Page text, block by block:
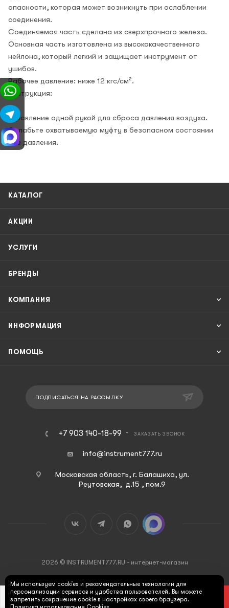
В КОРЗИНУ
опасности, которая может возникнуть при ослаблении
соединения.
Соединяемая часть сделана из сверхпрочного железа.
Основная часть изготовлена из высококачественного
нейлона, который легкий и защищает инструмент от
ушибов.
Рабочее давление: ниже 12 кгс/см².
Инструкция:
Управление одной рукой для сброса давления воздуха.
Ослабьте охватываемую муфту в безопасном состоянии
без давления.
КАТАЛОГ
АКЦИИ
УСЛУГИ
БРЕНДЫ
КОМПАНИЯ
ИНФОРМАЦИЯ
ПОМОЩЬ
ПОДПИСАТЬСЯ НА РАССЫЛКУ
+7 903 140-18-99 ЗАКАЗАТЬ ЗВОНОК
info@instrument777.ru
Московская область, г. Балашиха, ул.
Реутовская, д.15 , пом.9
2026 © INSTRUMENT777.RU - интернет-магазин
Мы используем cookies и рекомендательные технологии для
персонализации сервисов и удобства пользователей. Вы можете
запретить сохранение cookie в настройках своего браузера.